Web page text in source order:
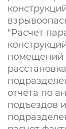
"Расчет
помещений
отчета по
подъездов